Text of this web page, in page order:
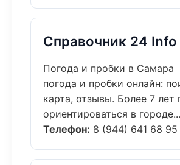
Справочник 24 Info
Погода и пробки в Самара
погода и пробки онлайн:
карта, отзывы. Более 7 лет
ориентироваться в
Телефон: 8 (944) 641 68 95